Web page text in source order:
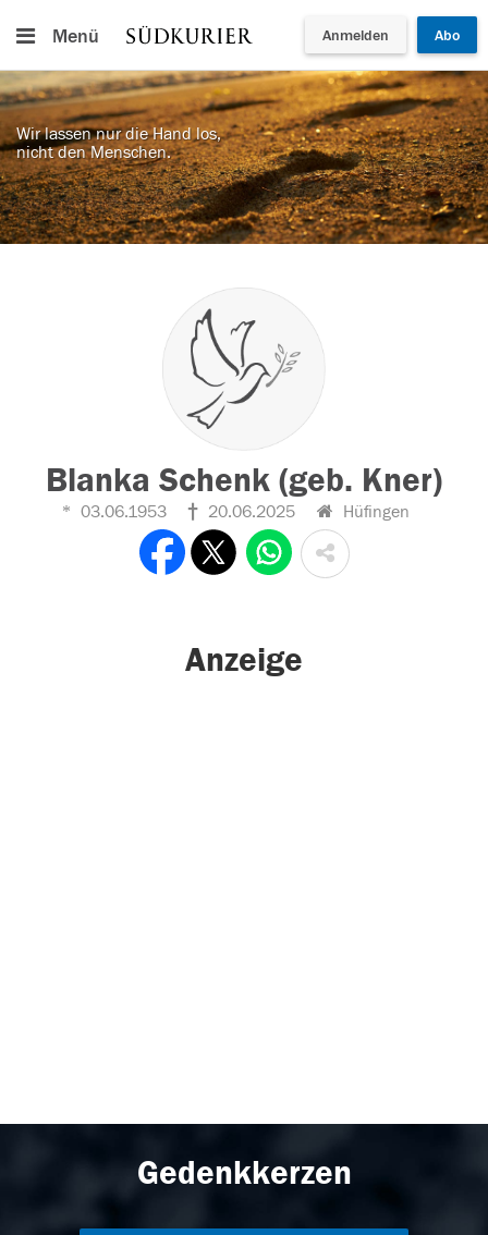
Menü Anmelden Abo
Wir lassen nur die Hand los,
nicht den Menschen.
Blanka Schenk (geb. Kner)
03.06.1953 20.06.2025 Hüfingen
Anzeige
Gedenkkerzen